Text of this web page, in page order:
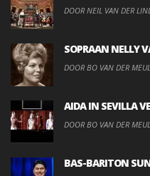
DOOR NEIL VAN DER
SOPRAAN NELLY
DOOR BO VAN DER
AIDA IN SEVILLA
DOOR BO VAN DER
BAS-BARITON